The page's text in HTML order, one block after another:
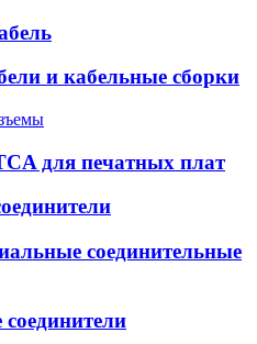
и кабельные сборки
для печатных плат
соединительные